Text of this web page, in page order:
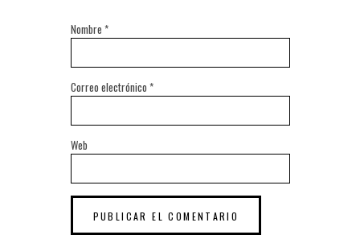
Nombre *
Correo electrónico *
Web